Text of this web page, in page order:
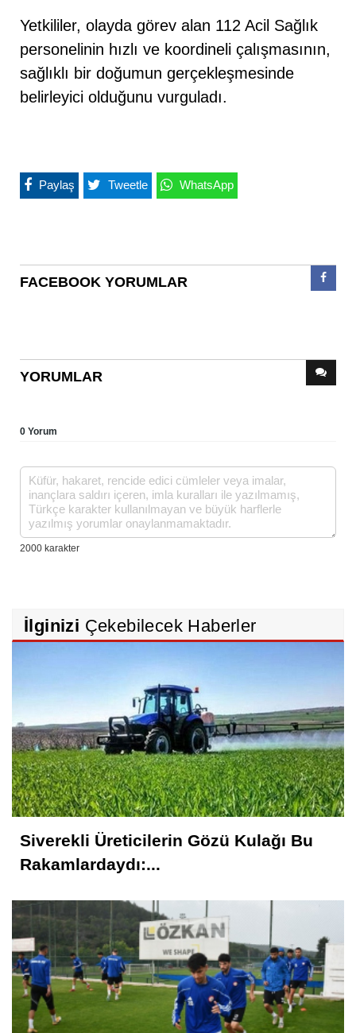
Yetkililer, olayda görev alan 112 Acil Sağlık
personelinin hızlı ve koordineli çalışmasının,
sağlıklı bir doğumun gerçekleşmesinde
belirleyici olduğunu vurguladı.
Paylaş Tweetle WhatsApp
FACEBOOK YORUMLAR
YORUMLAR
0 Yorum
İlginizi Çekebilecek Haberler
Siverekli Üreticilerin Gözü Kulağı Bu
Rakamlardaydı:...